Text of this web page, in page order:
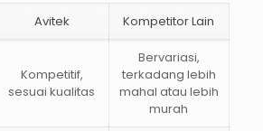
Avitek Kompetitor Lain
Kompetitif,
sesuai kualitas
Bervariasi,
terkadang lebih
mahal atau lebih
murah